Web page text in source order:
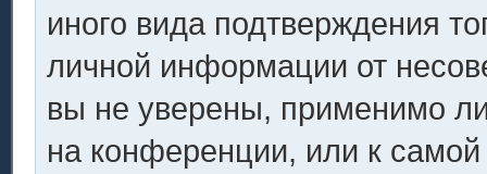
иного вида подтверждения
личной информации от
вы не уверены, применимо
на конференции, или к